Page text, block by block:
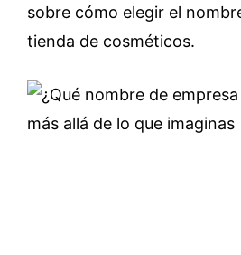
sobre cómo elegir el
tienda de cosméticos.